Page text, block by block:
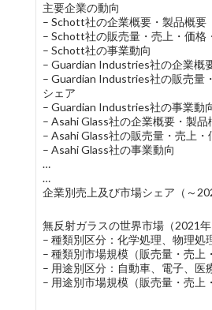
主要企業の動向
– Schott社の企業概要・製品概要
– Schott社の販売量・売上・価格
– Schott社の事業動向
– Guardian Industries社の企業概
– Guardian Industries社の販売量
シェア
– Guardian Industries社の事業動
– Asahi Glass社の企業概要・製品
– Asahi Glass社の販売量・売上
– Asahi Glass社の事業動向
…
…
企業別売上及び市場シェア（～
無反射ガラスの世界市場（2021年
– 種類別区分：化学処理、物理処
– 種類別市場規模（販売量・売上
– 用途別区分：自動車、電子、医
– 用途別市場規模（販売量・売上